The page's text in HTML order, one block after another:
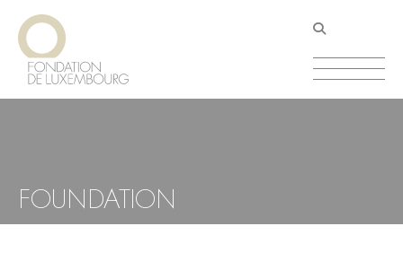
Aller
contenu
principal
FOUNDATION
Panneau de gestion des cookies